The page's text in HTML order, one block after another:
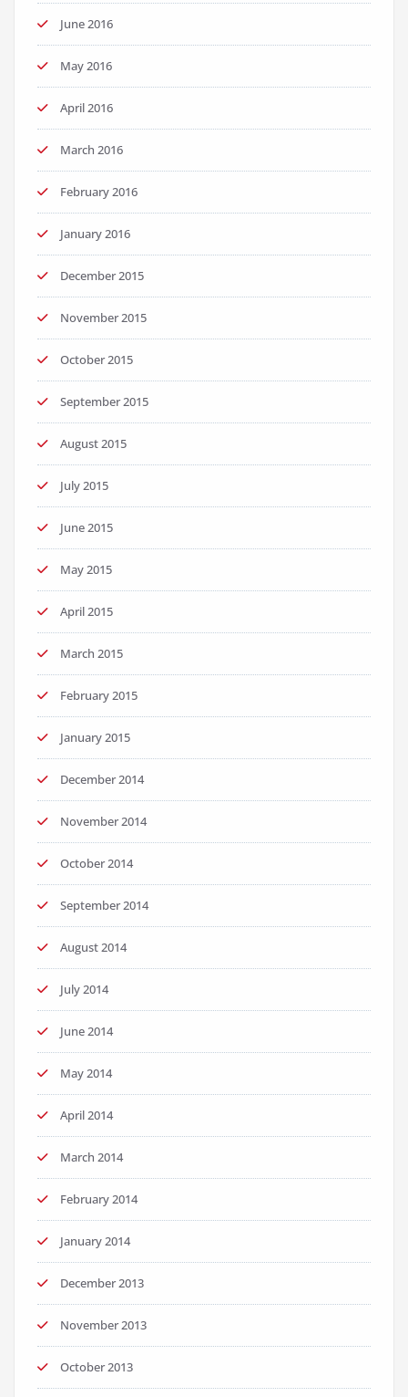
June 2016
May 2016
April 2016
March 2016
February 2016
January 2016
December 2015
November 2015
October 2015
September 2015
August 2015
July 2015
June 2015
May 2015
April 2015
March 2015
February 2015
January 2015
December 2014
November 2014
October 2014
September 2014
August 2014
July 2014
June 2014
May 2014
April 2014
March 2014
February 2014
January 2014
December 2013
November 2013
October 2013